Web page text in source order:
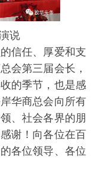
说
信任、厚爱和支
会第三届会长，
的季节，也是感
华商总会向所有
、社会各界的朋
谢！向各位在百
各位领导、各位